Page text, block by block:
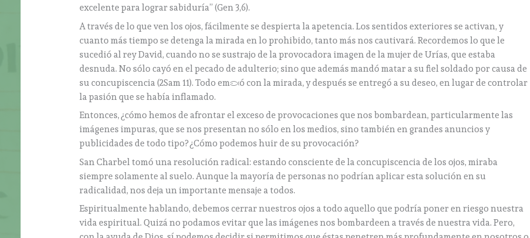
excelente para lograr sabiduría” (Gen 3,6).
A través de lo que ven los ojos, fácilmente se despierta la apetencia. Los sentidos exteriores se activan, y
cuanto más tiempo se detenga la mirada en lo prohibido, tanto más nos cautivará. Recordemos lo que le
sucedió al rey David, cuando no se sustrajo de la provocadora imagen de la mujer de Urías, que estaba
desnuda. No sólo cayó en el pecado de adulterio; sino que además mandó matar a su fiel soldado por causa de
su concupiscencia (2Sam 11). Todo empezó con la mirada, y después se entregó a su deseo, en lugar de controlar
la pasión que se había inflamado.
Entonces, ¿cómo hemos de afrontar el exceso de provocaciones que nos bombardean, particularmente las
imágenes impuras, que se nos presentan no sólo en los medios, sino también en grandes anuncios y
publicidades de todo tipo? ¿Cómo podemos huir de su provocación?
San Charbel tomó una resolución radical: estando consciente de la concupiscencia de los ojos, miraba
siempre solamente al suelo. Aunque la mayoría de personas no podrían aplicar esta solución en su
radicalidad, nos deja un importante mensaje a todos.
Espiritualmente hablando, debemos cerrar nuestros ojos a todo aquello que podría poner en riesgo nuestra
vida espiritual. Quizá no podamos evitar que las imágenes nos bombardeen a través de nuestra vida. Pero,